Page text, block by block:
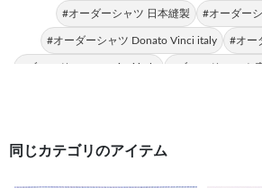
#オーダーシャツ 日本縫製 #オーダー
#オーダーシャツ Donato Vinci italy #オー
#ブロード Donato Vinci italy #ブロード ニット
同じカテゴリのアイテム